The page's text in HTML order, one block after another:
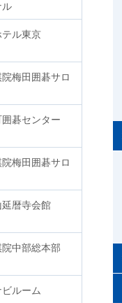
ル
ル東京
院梅田囲碁サロ
碁センター
院梅田囲碁サロ
延暦寺会館
院中部総本部
ルーム